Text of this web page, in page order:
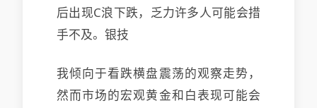
后出现C浪下跌，乏力许多人可能会措
手不及。银技
我倾向于看跌横盘震荡的观察走势，
然而市场的宏观黄金和白表现可能会